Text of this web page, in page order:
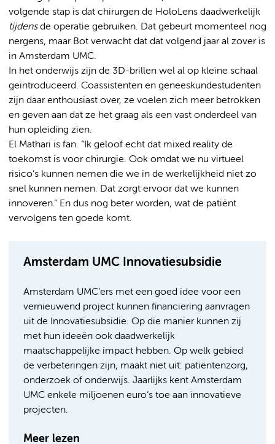
volgende stap is dat chirurgen de HoloLens daadwerkelijk
tijdensde operatie gebruiken. Dat gebeurt momenteel nog
nergens, maar Bot verwacht dat dat volgend jaar al zover is
in Amsterdam UMC.
In het onderwijs zijn de 3D-brillen wel al op kleine schaal
geïntroduceerd. Coassistenten en geneeskundestudenten
zijn daar enthousiast over, ze voelen zich meer betrokken
en geven aan dat ze het graag als een vast onderdeel van
hun opleiding zien.
El Mathari is fan. “Ik geloof echt dat mixed reality de
toekomst is voor chirurgie. Ook omdat we nu virtueel
risico’s kunnen nemen die we in de werkelijkheid niet zo
snel kunnen nemen. Dat zorgt ervoor dat we kunnen
innoveren.” En dus nog beter worden, wat de patiënt
vervolgens ten goede komt.
Amsterdam UMC Innovatiesubsidie
Amsterdam UMC’ers met een goed idee voor een
vernieuwend project kunnen financiering aanvragen
uit de Innovatiesubsidie. Op die manier kunnen zij
met hun ideeën ook daadwerkelijk
maatschappelijke impact hebben. Op welk gebied
de verbeteringen zijn, maakt niet uit: patiëntenzorg,
onderzoek of onderwijs. Jaarlijks kent Amsterdam
UMC enkele miljoenen euro’s toe aan innovatieve
projecten.
Meer lezen